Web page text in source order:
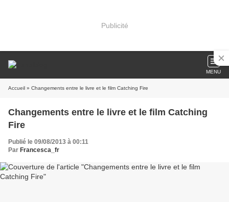
Publicité
MENU
Accueil » Changements entre le livre et le film Catching Fire
Changements entre le livre et le film Catching
Fire
Publié le 09/08/2013 à 00:11
Par Francesca_fr